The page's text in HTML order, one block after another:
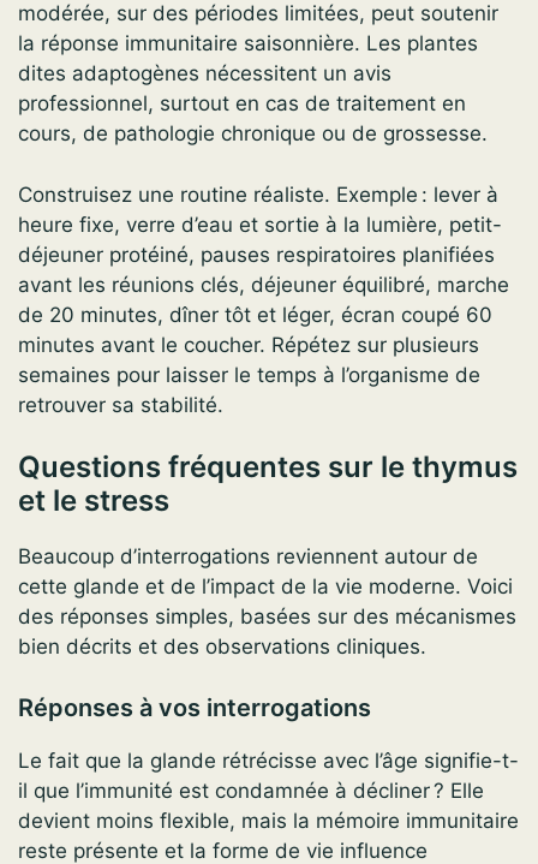
modérée, sur des périodes limitées, peut soutenir
la réponse immunitaire saisonnière. Les plantes
dites adaptogènes nécessitent un avis
professionnel, surtout en cas de traitement en
cours, de pathologie chronique ou de grossesse.
Construisez une routine réaliste. Exemple : lever à
heure fixe, verre d’eau et sortie à la lumière, petit-
déjeuner protéiné, pauses respiratoires planifiées
avant les réunions clés, déjeuner équilibré, marche
de 20 minutes, dîner tôt et léger, écran coupé 60
minutes avant le coucher. Répétez sur plusieurs
semaines pour laisser le temps à l’organisme de
retrouver sa stabilité.
Questions fréquentes sur le thymus
et le stress
Beaucoup d’interrogations reviennent autour de
cette glande et de l’impact de la vie moderne. Voici
des réponses simples, basées sur des mécanismes
bien décrits et des observations cliniques.
Réponses à vos interrogations
Le fait que la glande rétrécisse avec l’âge signifie-t-
il que l’immunité est condamnée à décliner ? Elle
devient moins flexible, mais la mémoire immunitaire
reste présente et la forme de vie influence